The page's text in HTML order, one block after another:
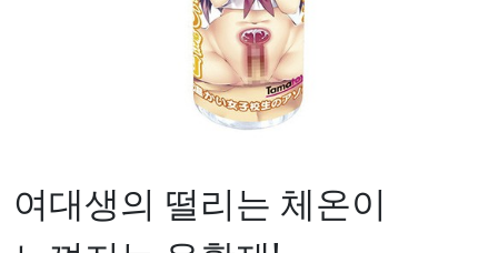
여대생의 떨리는 체온이